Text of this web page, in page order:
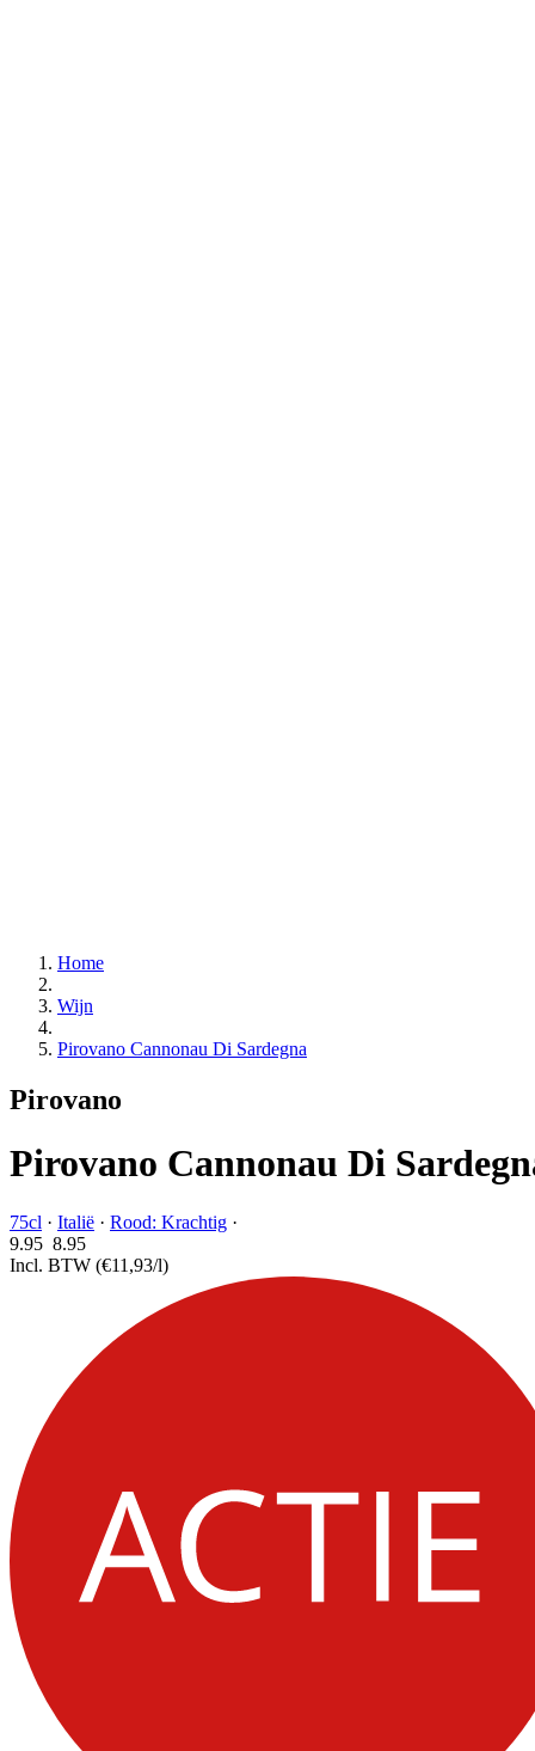
Home
Wijn
Pirovano Cannonau Di Sardegna
Pirovano
Pirovano Cannonau Di
75cl · Italië · Rood: Krachtig ·
9.95 8.95
Incl. BTW (€11,93/l)